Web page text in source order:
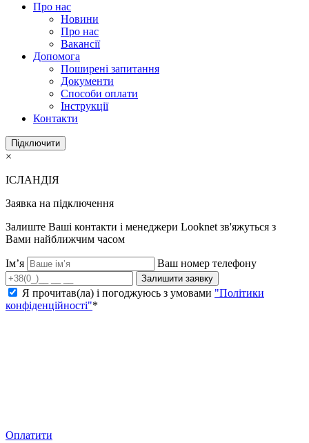
Про нас
Новини
Про нас
Вакансії
Допомога
Поширені запитання
Документи
Способи оплати
Інструкції
Контакти
Підключити
×
ІСЛАНДІЯ
Заявка на підключення
Залиште Ваші контакти і менеджери Looknet зв'яжуться з
Вами найближчим часом
Ім’я Ваш номер телефону
Залишити заявку
Я прочитав(ла) і погоджуюсь з умовами "Політики
конфіденційності"*
Оплатити